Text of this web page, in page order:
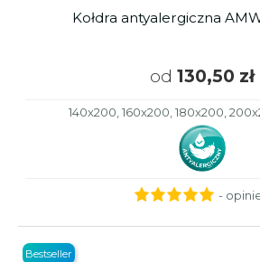
Kołdra antyalergiczna
od 130,50 zł
140x200, 160x200, 180x200,
-
Bestseller